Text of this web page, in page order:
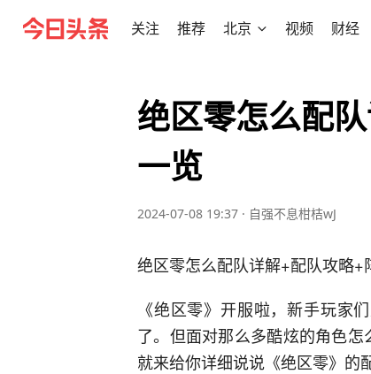
关注 推荐 北京 视频 财经
绝区零怎么配
一览
2024-07-08 19:37 · 自强不息柑桔wJ
绝区零怎么配队详解+配队攻略+
《绝区零》开服啦，新手玩家
了。但面对那么多酷炫的角色
就来给你详细说说《绝区零》的